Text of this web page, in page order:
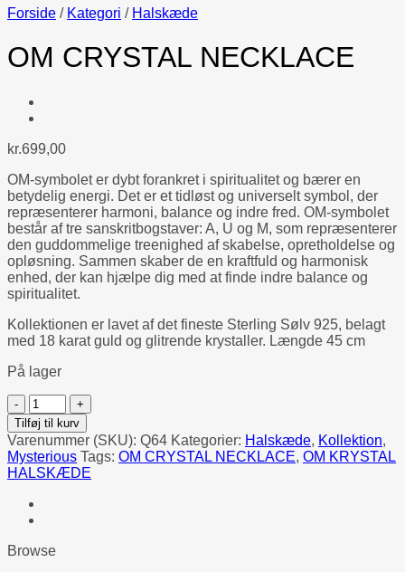
Forside / Kategori / Halskæde
OM CRYSTAL NECKLACE
kr.699,00
OM-symbolet er dybt forankret i spiritualitet og bærer en
betydelig energi. Det er et tidløst og universelt symbol, der
repræsenterer harmoni, balance og indre fred. OM-symbolet
består af tre sanskritbogstaver: A, U og M, som repræsenterer
den guddommelige treenighed af skabelse, opretholdelse og
opløsning. Sammen skaber de en kraftfuld og harmonisk
enhed, der kan hjælpe dig med at finde indre balance og
spiritualitet.
Kollektionen er lavet af det fineste Sterling Sølv 925, belagt
med 18 karat guld og glitrende krystaller. Længde 45 cm
På lager
OM
CRYSTAL
NECKLACE
antal
Tilføj til kurv
Varenummer (SKU): Q64 Kategorier: Halskæde, Kollektion,
Mysterious Tags: OM CRYSTAL NECKLACE, OM KRYSTAL
HALSKÆDE
Browse